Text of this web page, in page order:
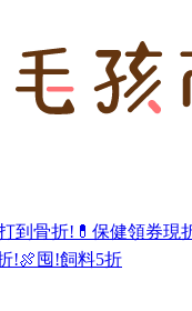
到骨折! 💊保健領券現
!🍖囤!飼料5折